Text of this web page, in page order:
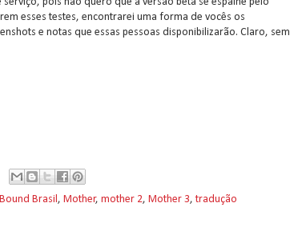
esses testes, encontrarei uma forma de vocês os
e notas que essas pessoas disponibilizarão. Claro, sem
Brasil, Mother, mother 2, Mother 3,tradução